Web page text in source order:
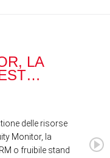
LA
delle risorse
Monitor, la
o fruibile stand